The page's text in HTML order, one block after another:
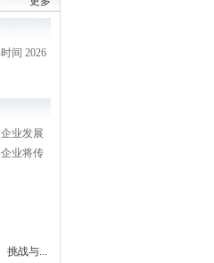
间 2026
业发展
业将传
挑战与...